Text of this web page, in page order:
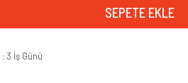
: 3 İş Günü